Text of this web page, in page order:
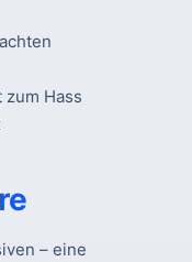
Hass
– eine